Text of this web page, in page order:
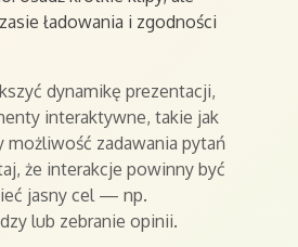
ładowania i zgodności
dynamikę prezentacji,
interaktywne, takie jak
możliwość zadawania pytań
że interakcje powinny być
jasny cel — np.
lub zebranie opinii.